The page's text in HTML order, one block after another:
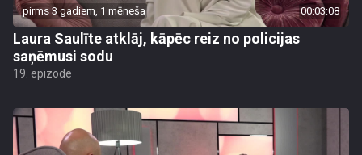
pirms 3 gadiem, 1 mēneša 00:03:08
Laura Saulīte atklāj, kāpēc reiz no policijas
saņēmusi sodu
19. epizode